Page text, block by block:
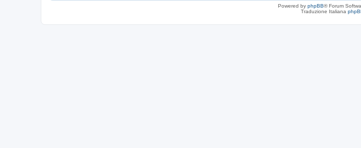
Powered by phpBB® Forum
Traduzione Italiana